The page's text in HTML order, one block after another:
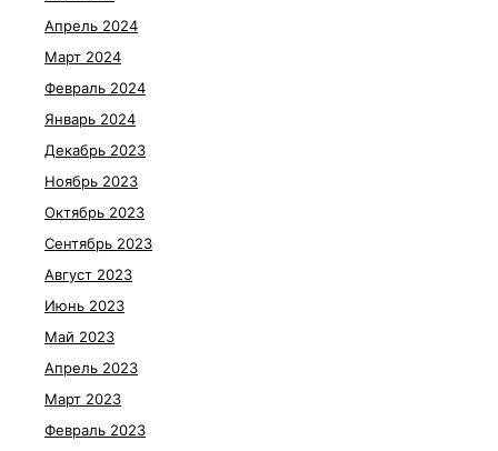
Апрель 2024
Март 2024
Февраль 2024
Январь 2024
Декабрь 2023
Ноябрь 2023
Октябрь 2023
Сентябрь 2023
Август 2023
Июнь 2023
Май 2023
Апрель 2023
Март 2023
Февраль 2023